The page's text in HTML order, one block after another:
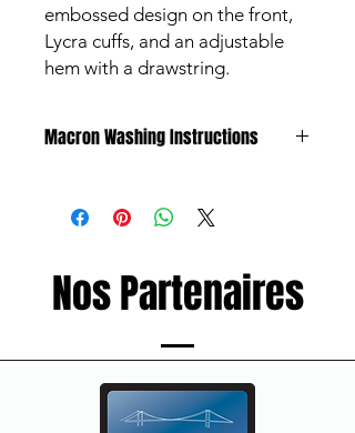
embossed design on the front,
Lycra cuffs, and an adjustable
hem with a drawstring.
Macron Washing Instructions
highest standards and are subject to
strict quality control procedures.
to substances such as mud and grass,
liniment or oil, and of course
fully removable by washing.
The extent of discolouration can be
greatly reduced by following a few
simple procedures.
Nos Partenaires